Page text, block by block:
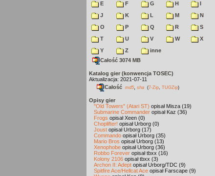
E
F G H
I
J
K L M
N
O
P Q R
S
T
U V W
X
Y
Z
inne
Całość 3074 MB
Katalog gier (konwencja TOSEC)
Aktualizacja: 2021-07-11
Całość md5 sha (7-Zip TUGZip)
Opisy gier
"Old Towers" (Atari ST) opisał Misza (19)
Submarine Commander opisał Kaz (36)
Frogs opisał Xeen (0)
Choplifter! opisał Urborg (0)
Joust opisał Urborg (17)
Commando opisał Urborg (35)
Mario Bros opisał Urborg (13)
Xenophobe opisał Urborg (36)
Robbo Forever opisał tbxx (16)
Kolony 2106 opisał tbxx (3)
Archon II: Adept opisał Urborg/TDC (9)
Spitfire Ace/Hellcat Ace opisał Farscape (9)